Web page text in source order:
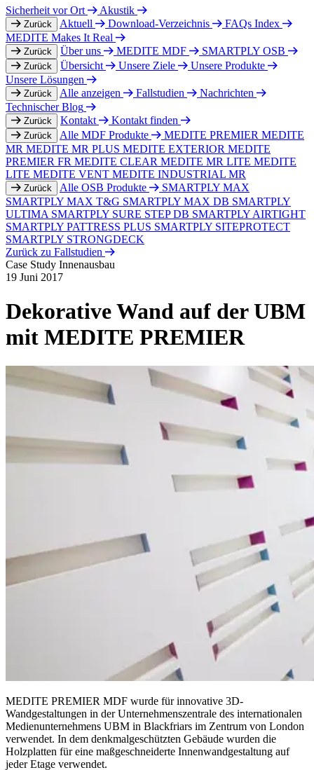
Sicherheit vor Ort
Akustik
Zurück Aktuell Download-Verzeichnis
FAQs Index
MEDITE Makes It Real
Zurück Über uns MEDITE MDF SMARTPLY OSB
Zurück Übersicht Unsere Ziele
Unsere Produkte
Unsere Lösungen
Zurück Alle anzeigen Fallstudien
Nachrichten
Technischer Blog
Zurück Kontakt Kontakt finden
Zurück Alle MDF Produkte MEDITE PREMIER MEDITE
MR MEDITE MR PLUS MEDITE EXTERIOR MEDITE
PREMIER FR MEDITE CLEAR MEDITE MR LITE MEDITE
LITE MEDITE VENT MEDITE INDUSTRIAL MR
Zurück Alle OSB Produkte
SMARTPLY MAX
SMARTPLY MAX T&G SMARTPLY MAX DB SMARTPLY
ULTIMA SMARTPLY SURE STEP DB SMARTPLY AIRTIGHT
SMARTPLY PATTRESS PLUS SMARTPLY SITEPROTECT
SMARTPLY STRONGDECK
Zurück zu Fallstudien
Case Study Innenausbau
19 Juni 2017
Dekorative Wand auf der UBM
mit MEDITE PREMIER
MEDITE PREMIER MDF wurde für innovative 3D-
Wandgestaltungen in der Unternehmenszentrale des internationalen
Medienunternehmens UBM in Blackfriars im Zentrum von London
verwendet. In dem denkmalgeschützten Gebäude wurden die
Holzplatten für eine maßgeschneiderte Innenwandgestaltung auf
jeder Etage verwendet.